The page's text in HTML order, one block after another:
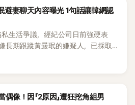
。當時她穿著比基尼站在一排攝影
勢，畫面至今仍被網友津津樂道。
腋下畫面自證清白的往事再度被提
聲與笑聲，也再次讓人見識到她面
性格。其實她過去也曾在 SBS 節目
親自公開那張當年引發話題的「腋下
年代初期紅極一時，由李智惠、徐
避妻聊天內容曝光 1句話讓韓網認
生活爭議，經紀公司日前強硬表
長期跟蹤黃晸珉的嫌疑人，已採取
因此停止發聲，5日再度透過社群平
偶像！因「2原因」遭狂挖角組男